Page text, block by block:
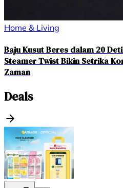
Home & Living
Baju Kusut Beres dalam 20
Steamer Twist Bikin Setrika
Zaman
Deals